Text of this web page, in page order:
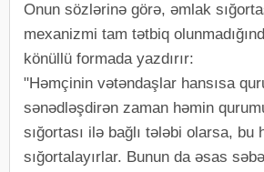
Onun sözlərinə görə, əmlak
mexanizmi tam tətbiq
könüllü formada yazdırır:
"Həmçinin vətəndaşlar hansısa
sənədləşdirən zaman həmin
sığortası ilə bağlı tələbi olarsa, bu
sığortalayırlar. Bunun da əsas